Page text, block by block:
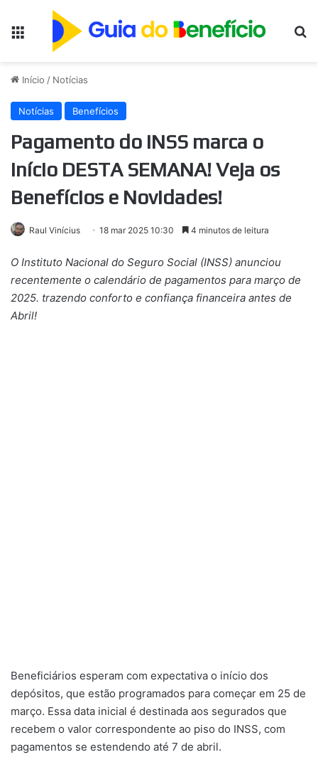
Início / Notícias
Notícias Benefícios
Pagamento do INSS marca o
início DESTA SEMANA! Veja os
Benefícios e Novidades!
Raul Vinícius 18 mar 2025 10:30 4 minutos de leitura
O Instituto Nacional do Seguro Social (INSS) anunciou
recentemente o calendário de pagamentos para março de
2025. trazendo conforto e confiança financeira antes de
Abril!
Beneficiários esperam com expectativa o início dos
depósitos, que estão programados para começar em 25 de
março. Essa data inicial é destinada aos segurados que
recebem o valor correspondente ao piso do INSS, com
pagamentos se estendendo até 7 de abril.